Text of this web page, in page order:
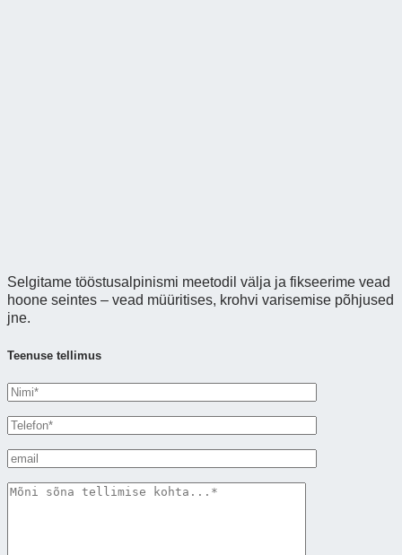
Selgitame tööstusalpinismi meetodil välja ja fikseerime vead
hoone seintes – vead müüritises, krohvi varisemise põhjused
jne.
Teenuse tellimus